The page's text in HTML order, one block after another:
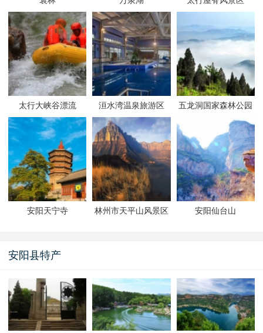
太行大峡谷漂流 洹水湾温泉旅游区 五龙洞国家森林公园
安阳天宁寺 林州市天平山风景区 安阳仙台山
安阳县特产